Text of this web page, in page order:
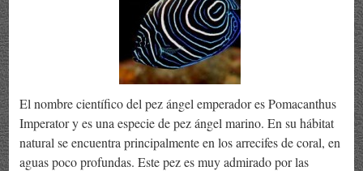
El nombre científico del pez ángel emperador es Pomacanthus
Imperator y es una especie de pez ángel marino. En su hábitat
natural se encuentra principalmente en los arrecifes de coral, en
aguas poco profundas. Este pez es muy admirado por las